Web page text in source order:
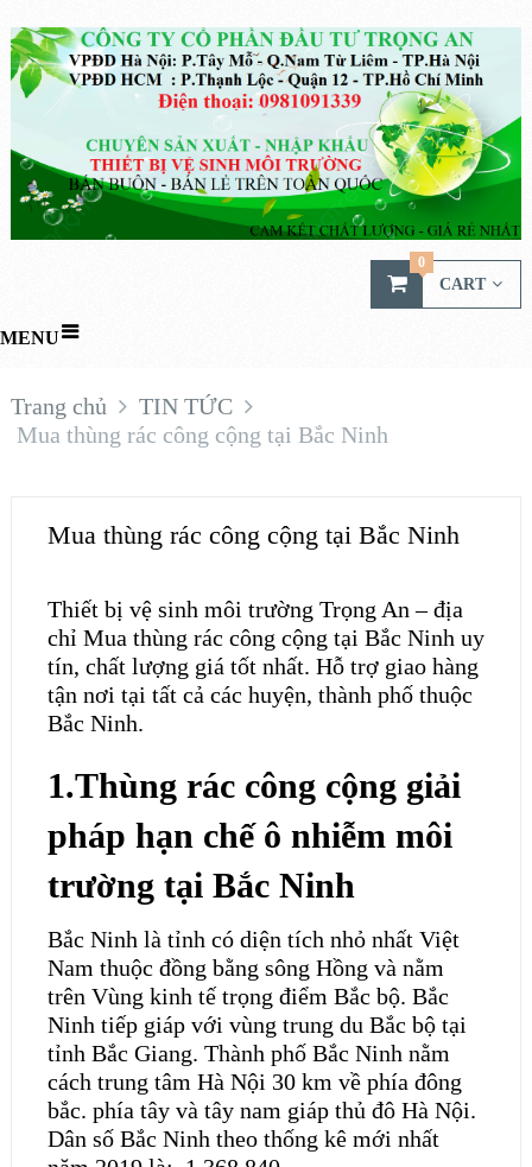
CART
0
MENU
Trang chủ
TIN TỨC
Mua thùng rác công cộng tại Bắc Ninh
Mua thùng rác công cộng tại Bắc Ninh
Thiết bị vệ sinh môi trường Trọng An – địa
chỉ Mua thùng rác công cộng tại Bắc Ninh uy
tín, chất lượng giá tốt nhất. Hỗ trợ giao hàng
tận nơi tại tất cả các huyện, thành phố thuộc
Bắc Ninh.
1.Thùng rác công cộng giải
pháp hạn chế ô nhiễm môi
trường tại Bắc Ninh
Bắc Ninh là tỉnh có diện tích nhỏ nhất Việt
Nam thuộc đồng bằng sông Hồng và nằm
trên Vùng kinh tế trọng điểm Bắc bộ. Bắc
Ninh tiếp giáp với vùng trung du Bắc bộ tại
tỉnh Bắc Giang. Thành phố Bắc Ninh nằm
cách trung tâm Hà Nội 30 km về phía đông
bắc. phía tây và tây nam giáp thủ đô Hà Nội.
Dân số Bắc Ninh theo thống kê mới nhất